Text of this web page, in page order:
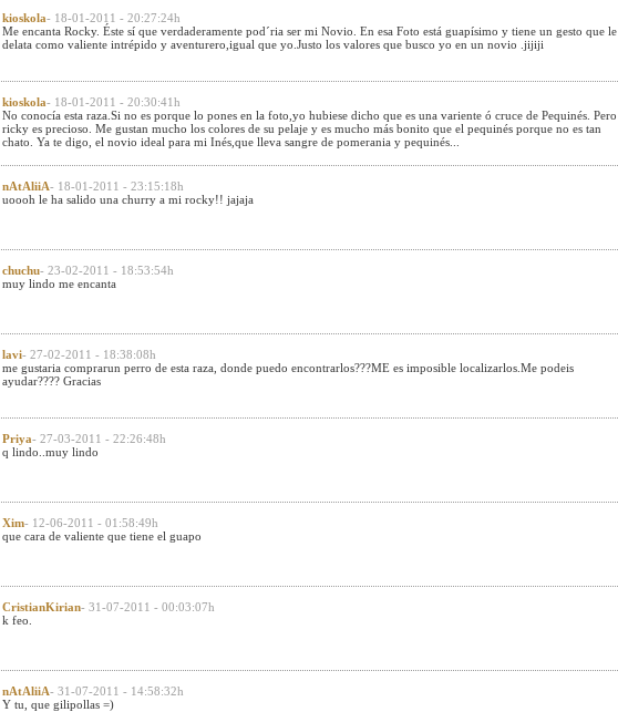
kioskola- 18-01-2011 - 20:27:24h
Me encanta Rocky. Éste sí que verdaderamente pod´ria ser mi Novio. En esa Foto está guapísimo y tiene un gesto que le
delata como valiente intrépido y aventurero,igual que yo.Justo los valores que busco yo en un novio .jijiji
kioskola- 18-01-2011 - 20:30:41h
No conocía esta raza.Si no es porque lo pones en la foto,yo hubiese dicho que es una variente ó cruce de Pequinés. Pero
ricky es precioso. Me gustan mucho los colores de su pelaje y es mucho más bonito que el pequinés porque no es tan
chato. Ya te digo, el novio ideal para mi Inés,que lleva sangre de pomerania y pequinés...
nAtAliiA- 18-01-2011 - 23:15:18h
uoooh le ha salido una churry a mi rocky!! jajaja
chuchu- 23-02-2011 - 18:53:54h
muy lindo me encanta
lavi- 27-02-2011 - 18:38:08h
me gustaria comprarun perro de esta raza, donde puedo encontrarlos???ME es imposible localizarlos.Me podeis
ayudar???? Gracias
Priya- 27-03-2011 - 22:26:48h
q lindo..muy lindo
Xim- 12-06-2011 - 01:58:49h
que cara de valiente que tiene el guapo
CristianKirian- 31-07-2011 - 00:03:07h
k feo.
nAtAliiA- 31-07-2011 - 14:58:32h
Y tu, que gilipollas =)